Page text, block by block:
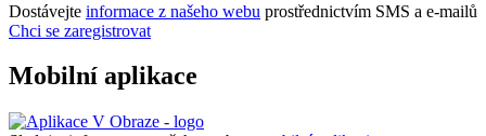
Dostávejte informace z našeho webu prostřednictvím SMS a e-mailů
Chci se zaregistrovat
Mobilní aplikace